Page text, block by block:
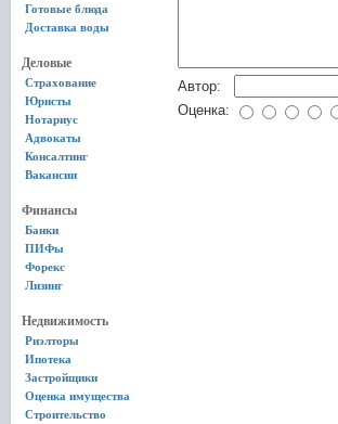
Готовые блюда
Доставка воды
Деловые
Страхование
Юристы
Нотариус
Адвокаты
Консалтинг
Вакансии
Финансы
Банки
ПИФы
Форекс
Лизинг
Недвижимость
Риэлторы
Ипотека
Застройщики
Оценка имущества
Строительство
Автор:
Оценка: